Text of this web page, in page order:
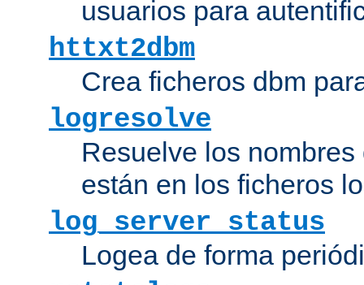
usuarios para
httxt2dbm
Crea ficheros dbm
logresolve
Resuelve los
están en los ficheros
log_server_status
Logea de forma